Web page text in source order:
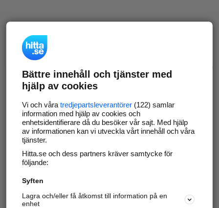
Bättre innehåll och tjänster med
hjälp av cookies
Vi och våra tredjepartsleverantörer(122) samlar
information med hjälp av cookies och
enhetsidentifierare då du besöker vår sajt. Med hjälp
av informationen kan vi utveckla vårt innehåll och våra
tjänster.
Hitta.se och dess partners kräver samtycke för
följande:
Syften
Lagra och/eller få åtkomst till information på en
enhet